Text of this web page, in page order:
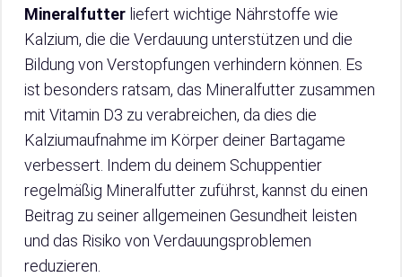
Mineralfutter liefert wichtige Nährstoffe wie
Kalzium, die die Verdauung unterstützen und die
Bildung von Verstopfungen verhindern können. Es
ist besonders ratsam, das Mineralfutter zusammen
mit Vitamin D3 zu verabreichen, da dies die
Kalziumaufnahme im Körper deiner Bartagame
verbessert. Indem du deinem Schuppentier
regelmäßig Mineralfutter zuführst, kannst du einen
Beitrag zu seiner allgemeinen Gesundheit leisten
und das Risiko von Verdauungsproblemen
reduzieren.